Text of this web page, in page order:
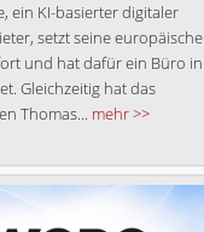
ein KI-basierter digitaler
setzt seine europäische
und hat dafür ein Büro in
Gleichzeitig hat das
Thomas... mehr >>